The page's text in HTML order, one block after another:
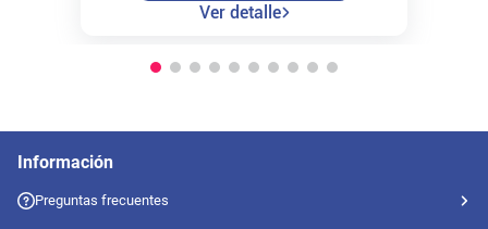
Ver detalle
Información
Preguntas frecuentes